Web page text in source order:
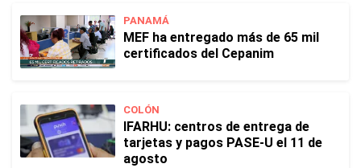
PANAMÁ
MEF ha entregado más de 65 mil
certificados del Cepanim
COLÓN
IFARHU: centros de entrega de
tarjetas y pagos PASE-U el 11 de
agosto